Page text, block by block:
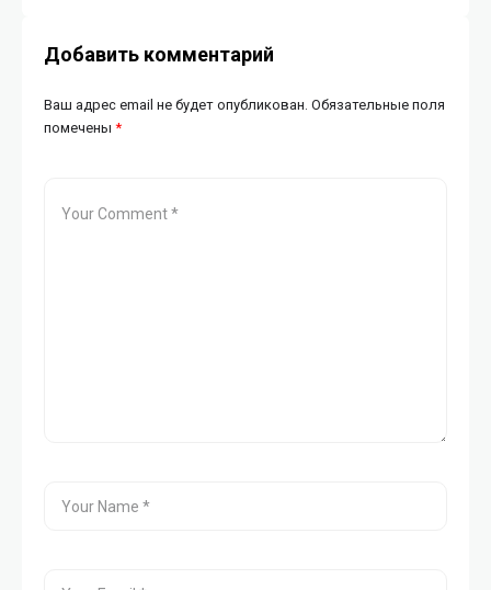
Добавить комментарий
Ваш адрес email не будет опубликован. Обязательные поля
помечены *